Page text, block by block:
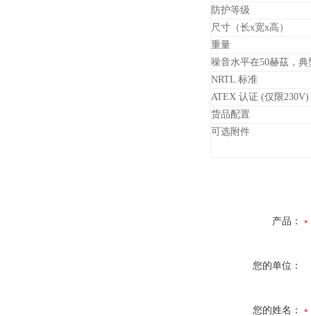
防护等级
尺寸（长x宽x高）
重量
噪音水平在50赫茲，典
NRTL 标准
ATEX 认证 (仅限230V)
货品配置
可选附件
产品：
您的单位：
您的姓名：